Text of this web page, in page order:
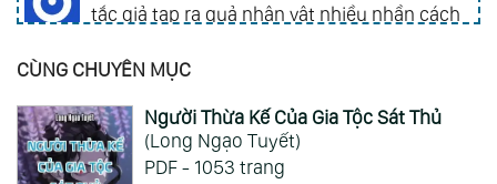
tắc giả tạp ra quả nhân vật nhiều nhần cách
Gia Đình Điệp Viên - Spy X Family
ai hỏi 123
Wed 05/08/2026
Mong 1 ngày shop ra 2 chap
CÙNG CHUYÊN MỤC
Người Thừa Kế Của Gia Tộc Sát Thủ
(Long Ngạo Tuyết)
PDF - 1053 trang